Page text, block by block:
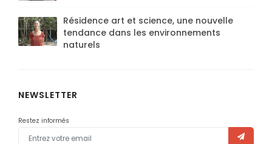
Résidence art et science, une nouvelle
tendance dans les environnements
naturels
NEWSLETTER
Restez informés